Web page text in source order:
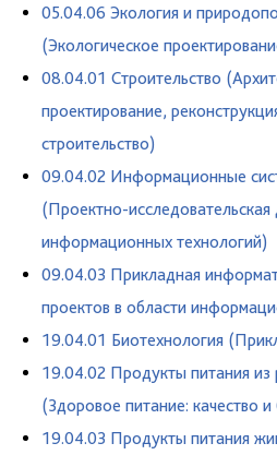
05.04.06 Экология и
(Экологическое
08.04.01 Строительство
проектирование,
строительство)
09.04.02 Информационные
(Проектно-исследовательская
информационных технологий)
09.04.03 Прикладная
проектов в области
19.04.01 Биотехнология
19.04.02 Продукты питания из
(Здоровое питание: качество и
19.04.03 Продукты питания